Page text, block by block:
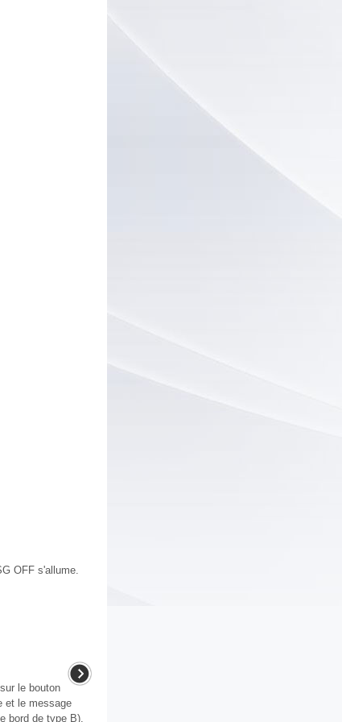
OFF s'allume.
le bouton
et le message
bord de type B).